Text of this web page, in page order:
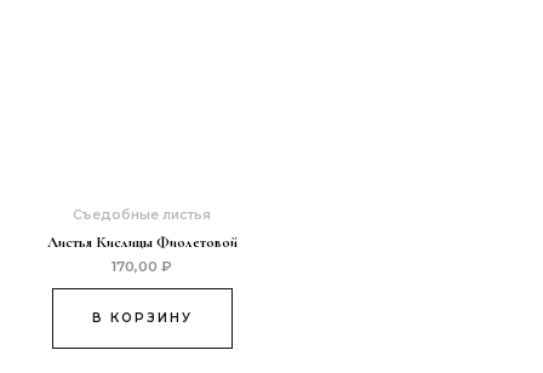
Съедобные листья
Листья Кислицы Фиолетовой
170,00 ₽
В КОРЗИНУ